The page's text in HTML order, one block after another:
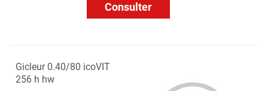
Consulter
Gicleur 0.40/80 icoVIT
256 h hw